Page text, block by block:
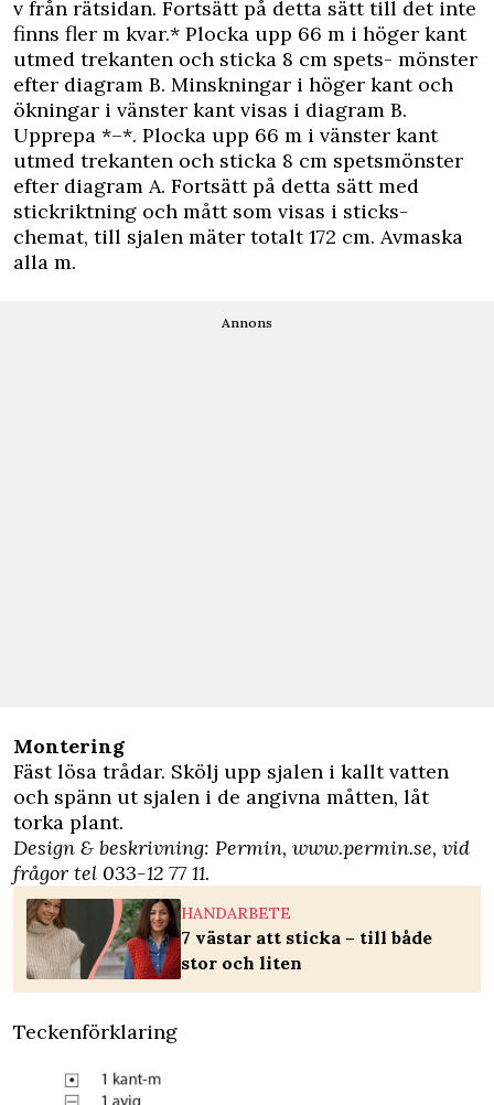
v från rätsidan. Fortsätt på detta sätt till det inte
finns fler m kvar.* Plocka upp 66 m i höger kant
utmed trekanten och sticka 8 cm spets- mönster
efter diagram B. Minskningar i höger kant och
ökningar i vänster kant visas i diagram B.
Upprepa *–*. Plocka upp 66 m i vänster kant
utmed trekanten och sticka 8 cm spetsmönster
efter diagram A. Fortsätt på detta sätt med
stickriktning och mått som visas i sticks-
chemat, till sjalen mäter totalt 172 cm. Avmaska
alla m.
Annons
Montering
Fäst lösa trådar. Skölj upp sjalen i kallt vatten
och spänn ut sjalen i de angivna måtten, låt
torka plant.
Design & beskrivning: Permin, www.permin.se, vid
frågor tel 033-12 77 11.
HANDARBETE
7 västar att sticka – till både
stor och liten
Teckenförklaring